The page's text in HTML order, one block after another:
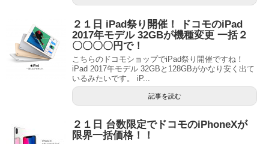
２１日 iPad祭り開催！ ドコモのiPad
2017年モデル 32GBが機種変更 一括２
〇〇〇〇円で！
こちらのドコモショップでiPad祭り開催ですね！
iPad 2017年モデル 32GBと128GBがかなり安く出て
いるみたいです。 iP...
記事を読む
２１日 台数限定でドコモのiPhoneXが
限界一括価格！！